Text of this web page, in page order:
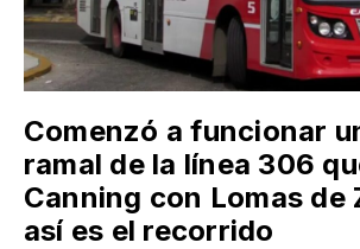
Comenzó a funcionar
ramal de la línea 306
Canning con Lomas de
así es el recorrido